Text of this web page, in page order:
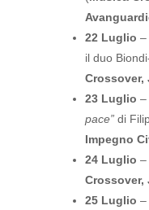
22 Luglio –
il duo
Crossover,
23 Luglio –
pace” di
Impegno
24 Luglio –
Crossover,
25 Luglio –